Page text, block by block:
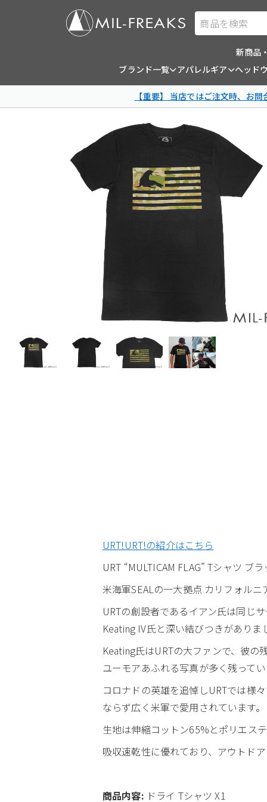
商品を検索
新商品
ブランド一覧
アパレルギア ヘッド
【重要】 当店ではご注文時、お
URT!URT!の紹介はこちら
URT “MULTICAM FLAG” Tシャツ ブ
米海軍SEALの一大拠点 カリフォル
URTの創設者であるイアン氏は同じ
Keating IV氏と深い結びつきがありま
Keating氏はURTの大ファンで、彼の
ユーモアあふれる写真が多く残って
コロナドの英雄を追悼しURTでは様
ならず広く米軍で愛用されています。
生地は伸縮コットン65%とポリエス
吸収速乾性に優れており、アウトド
商品内容: ドライ Tシャツ X1